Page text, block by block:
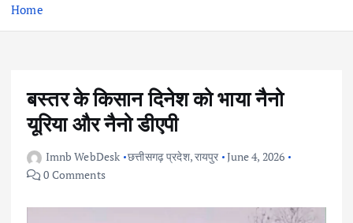
Home
बस्तर के किसान दिनेश को भाया नैनो
यूरिया और नैनो डीएपी
Imnb WebDesk छत्तीसगढ़ प्रदेश,रायपुर June 4, 2026
0 Comments